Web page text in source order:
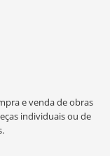
e venda de obras
individuais ou de